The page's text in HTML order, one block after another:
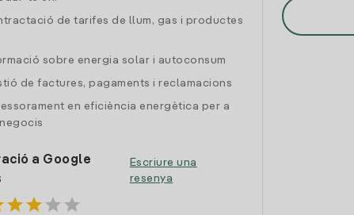
de tarifes de llum, gas i productes
sobre energia solar i autoconsum
de factures, pagaments i reclamacions
en eficiència energètica per a
a Google
starstar star star
Escriure una
resenya